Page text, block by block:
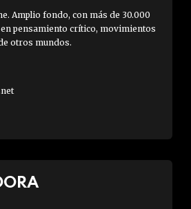
Amplio fondo, con más de 30.000
pensamiento crítico, movimientos
otros mundos.